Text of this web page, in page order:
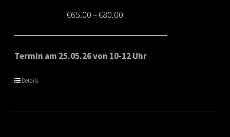
€65.00–€80.00
range:
€65.00
Termin am 25.05.26 von 10-12 Uhr
Details